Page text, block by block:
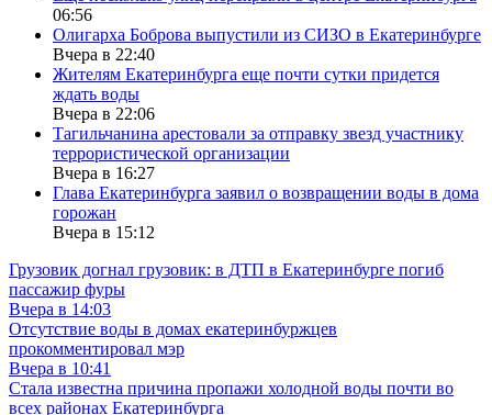
06:56
Олигарха Боброва выпустили из СИЗО в Екатеринбурге
Вчера в 22:40
Жителям Екатеринбурга еще почти сутки придется
ждать воды
Вчера в 22:06
Тагильчанина арестовали за отправку звезд участнику
террористической организации
Вчера в 16:27
Глава Екатеринбурга заявил о возвращении воды в дома
горожан
Вчера в 15:12
Грузовик догнал грузовик: в ДТП в Екатеринбурге погиб
пассажир фуры
Вчера в 14:03
Отсутствие воды в домах екатеринбуржцев
прокомментировал мэр
Вчера в 10:41
Стала известна причина пропажи холодной воды почти во
всех районах Екатеринбурга